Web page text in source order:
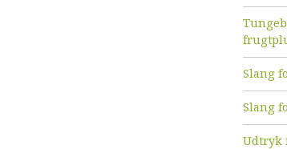
Slang
Slang
Udtryk